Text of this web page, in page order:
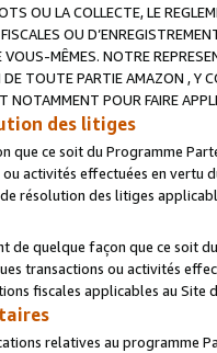
OU LA COLLECTE, LE
OU
MÊMES. NOTRE
TOUTE PARTIE AMAZON , Y
POUR FAIRE
des litiges
que ce soit du Programme
activités effectuées en vertu
résolution des litiges
de quelque façon que ce soit
transactions ou activités
fiscales applicables au Site
relatives au programme